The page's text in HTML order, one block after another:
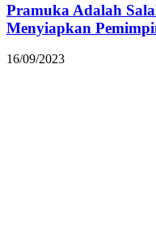
Pramuka Adalah
Menyiapkan
16/09/2023